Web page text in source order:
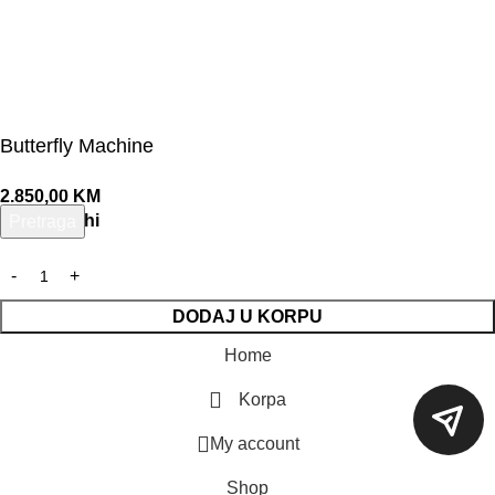
Butterfly Machine
2.850,00 KM
4 na zalihi
DODAJ U KORPU
Home
Korpa
My account
Shop